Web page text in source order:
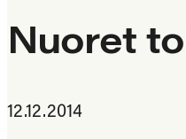
Nuoret
12.12.2014